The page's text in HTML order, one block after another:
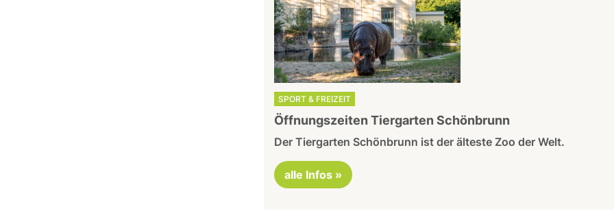
SPORT & FREIZEIT
Öffnungszeiten Tiergarten Schönbrunn
Der Tiergarten Schönbrunn ist der älteste Zoo der Welt.
alle Infos »